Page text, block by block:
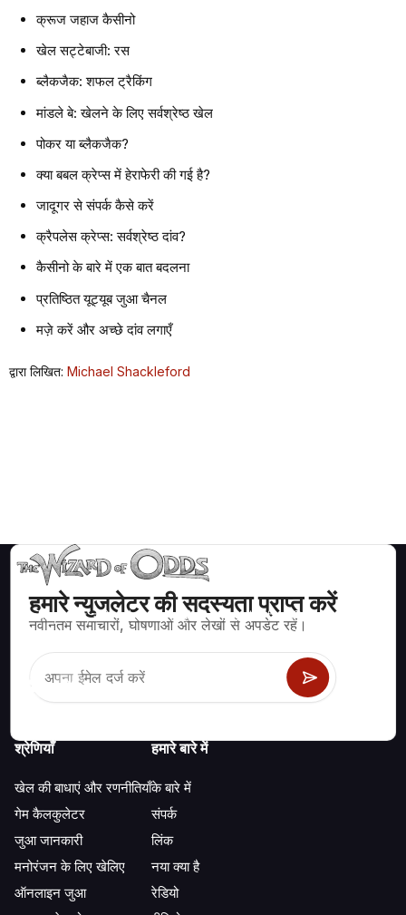
क्रूज जहाज कैसीनो
खेल सट्टेबाजी: रस
ब्लैकजैक: शफल ट्रैकिंग
मांडले बे: खेलने के लिए सर्वश्रेष्ठ खेल
पोकर या ब्लैकजैक?
क्या बबल क्रेप्स में हेराफेरी की गई है?
जादूगर से संपर्क कैसे करें
क्रैपलेस क्रेप्स: सर्वश्रेष्ठ दांव?
कैसीनो के बारे में एक बात बदलना
प्रतिष्ठित यूट्यूब जुआ चैनल
मज़े करें और अच्छे दांव लगाएँ
द्वारा लिखित: Michael Shackleford
हमारे न्युजलेटर की सदस्यता प्राप्त करें
नवीनतम समाचारों, घोषणाओं और लेखों से अपडेट रहें।
ब्लैकजैक, क्रेप्स, रूलेट और अन्य सैकड़ों कैसीनो खेलों के लिए गणितीय रूप से सही
श्रेणियाँ
खेल की बाधाएं और रणनीतियाँ
गेम कैलकुलेटर
जुआ जानकारी
मनोरंजन के लिए खेलिए
ऑनलाइन जुआ
हमारे बारे में
के बारे में
संपर्क
लिंक
नया क्या है
रेडियो